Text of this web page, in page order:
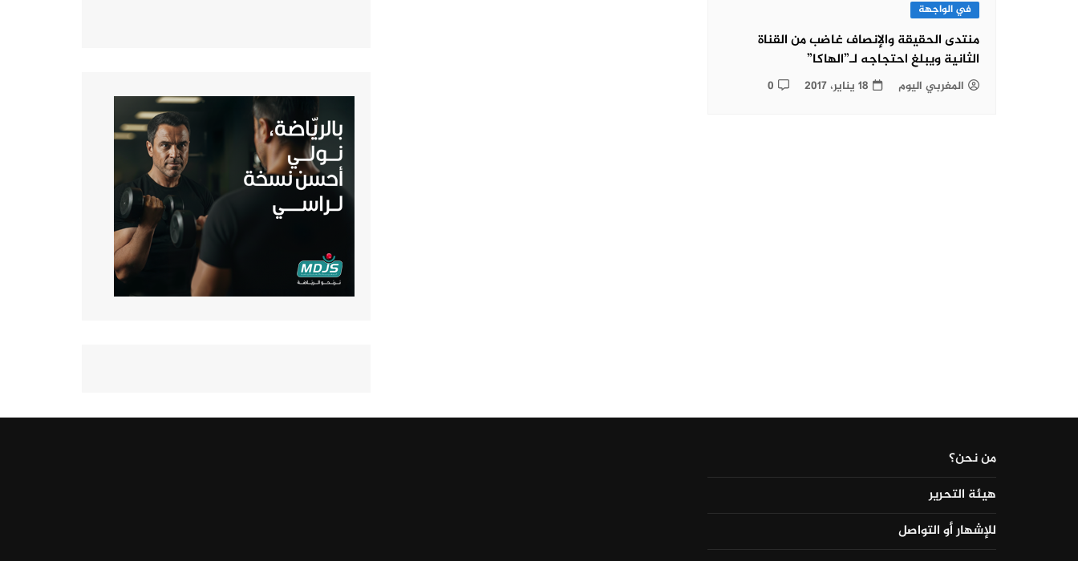
في الواجهة
منتدى الحقيقة والإنصاف غاضب من القناة
الثانية ويبلغ احتجاجه لـ”الهاكا”
المغربي اليوم 18 يناير، 2017 0
من نحن؟
هيئة التحرير
للإشهار أو التواصل